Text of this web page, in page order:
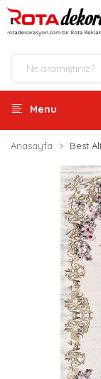
Menu
Anasayfa Best